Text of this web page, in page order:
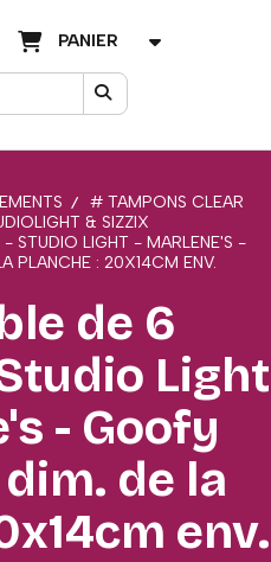
PANIER
# TAMPONS CLEAR
& SIZZIX
- STUDIO LIGHT - MARLENE'S -
PLANCHE : 20X14CM ENV.
de 6
Light
- Goofy
de la
env.